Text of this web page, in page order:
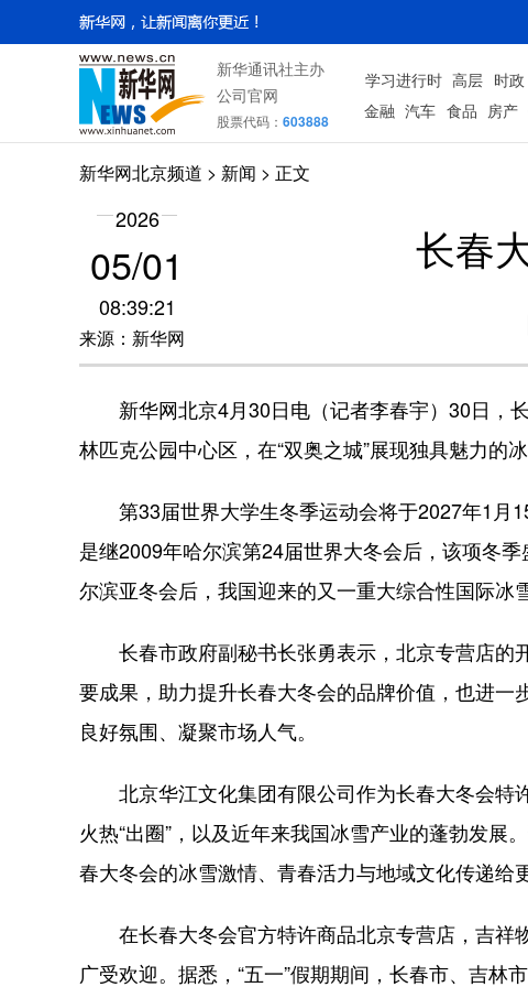
新华通讯社主办
公司官网
股票代码： 603888
学习进行时 高层 时政
金融 汽车 食品 房产
新华网北京频道 > 新闻 > 正文
2026
05/01
08:39:21
来源：新华网
长春
新华网北京4月30日电（记者李春宇）30日，
林匹克公园中心区，在“双奥之城”展现独具魅力的冰
第33届世界大学生冬季运动会将于2027年1月
是继2009年哈尔滨第24届世界大冬会后，该项冬
尔滨亚冬会后，我国迎来的又一重大综合性国际冰
长春市政府副秘书长张勇表示，北京专营店的
要成果，助力提升长春大冬会的品牌价值，也进
良好氛围、凝聚市场人气。
北京华江文化集团有限公司作为长春大冬会特
火热“出圈”，以及近年来我国冰雪产业的蓬勃发
春大冬会的冰雪激情、青春活力与地域文化传递给
在长春大冬会官方特许商品北京专营店，吉祥物
广受欢迎。据悉，“五一”假期期间，长春市、吉